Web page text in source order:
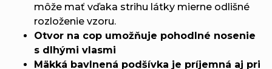
môže mať vďaka strihu látky mierne odlišné
rozloženie vzoru.
Otvor na cop umožňuje pohodlné nosenie
s dlhými vlasmi
Mäkká bavlnená podšívka je príjemná aj pri